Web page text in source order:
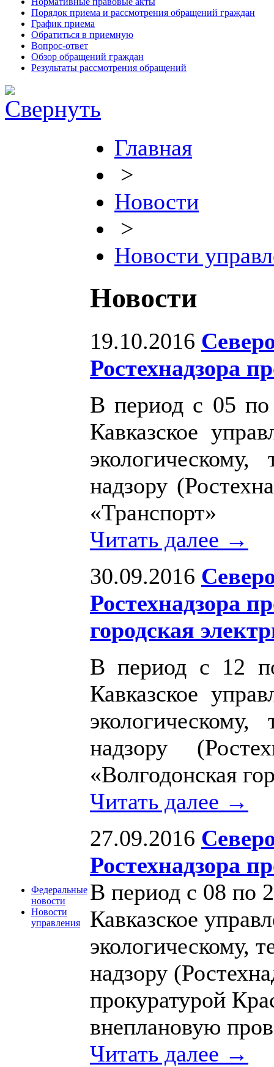
Порядок приема и рассмотрения обращений граждан
График приема
Обратиться в приемную
Вопрос-ответ
Обзор обращений граждан
Результаты рассмотрения обращений
Федеральные
новости
Новости
управления
Главная
>
Новости
>
Новости
Новости
19.10.2016
Ростехнадзора
В период с 05 по
Кавказское
надзору
«Транспорт»
Читать далее →
30.09.2016
Ростехнадзора
городская
В период с 12
Кавказское
надзору
«Волгодонская
Читать далее →
27.09.2016
В период с 08 по
Кавказское
экологическому,
надзору
прокуратурой
внеплановую
Читать далее →